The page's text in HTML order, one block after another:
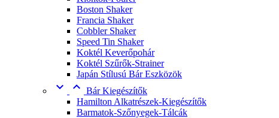
Boston Shaker
Francia Shaker
Cobbler Shaker
Speed Tin Shaker
Koktél Keverőpohár
Koktél Szűrők-Strainer
Japán Stílusú Bár Eszközök
  Bár Kiegészítők
Hamilton Alkatrészek-Kiegészítők
Barmatok-Szőnyegek-Tálcák